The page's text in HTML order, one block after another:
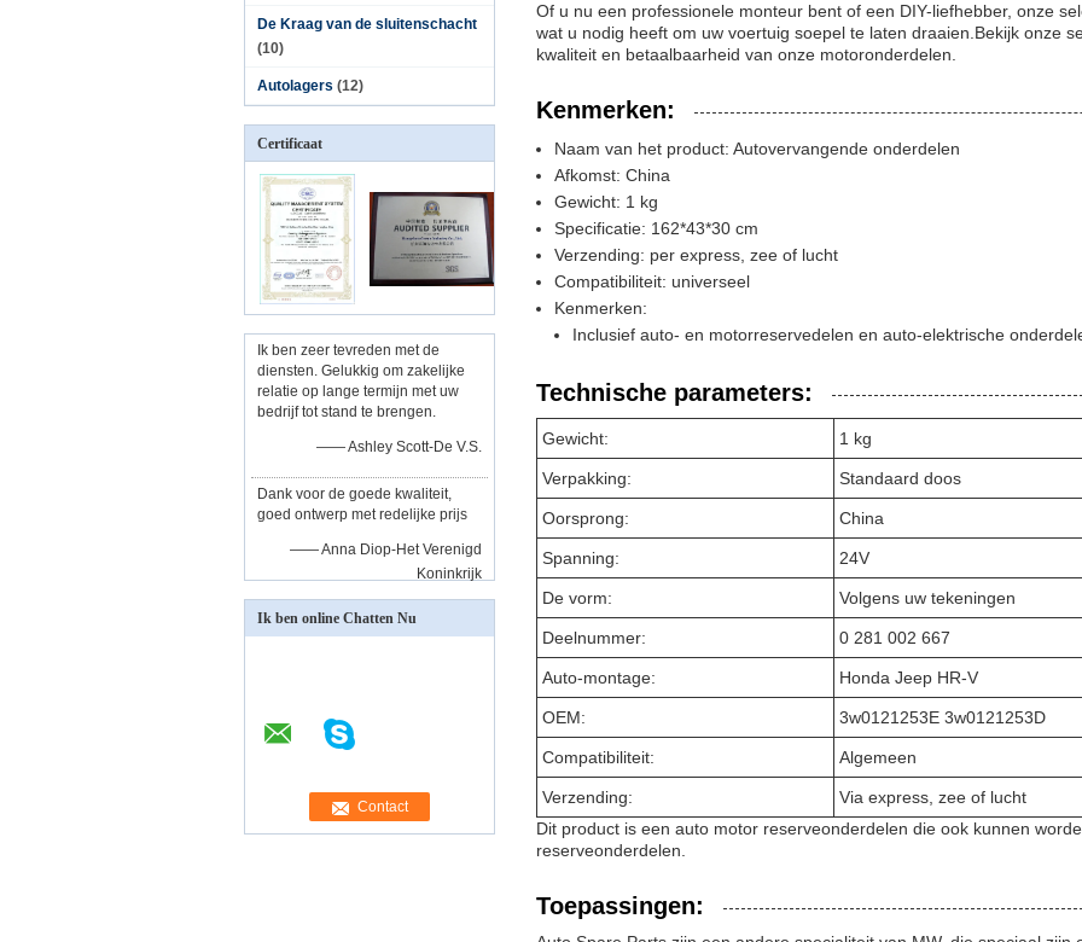
De Kraag van de sluitenschacht
(10)
Autolagers (12)
Certificaat
Ik ben zeer tevreden met de
diensten. Gelukkig om zakelijke
relatie op lange termijn met uw
bedrijf tot stand te brengen.
—— Ashley Scott-De V.S.
Dank voor de goede kwaliteit,
goed ontwerp met redelijke prijs
—— Anna Diop-Het Verenigd
Koninkrijk
Ik ben online Chatten Nu
Of u nu een professionele monteur bent of een DIY-liefhebber, onze
wat u nodig heeft om uw voertuig soepel te laten draaien.Bekijk onze
kwaliteit en betaalbaarheid van onze motoronderdelen.
Kenmerken:
Naam van het product: Autovervangende onderdelen
Afkomst: China
Gewicht: 1 kg
Specificatie: 162*43*30 cm
Verzending: per express, zee of lucht
Compatibiliteit: universeel
Kenmerken:
Inclusief auto- en motorreservedelen en auto-elektrische
Technische parameters:
Gewicht: 1 kg
Verpakking: Standaard doos
Oorsprong: China
Spanning: 24V
De vorm: Volgens uw tekeningen
Deelnummer: 0 281 002 667
Auto-montage: Honda Jeep HR-V
OEM: 3w0121253E 3w0121253D
Compatibiliteit: Algemeen
Verzending:
Via express, zee of lucht
Dit product is een auto motor reserveonderdelen die ook kunnen
reserveonderdelen.
Toepassingen: